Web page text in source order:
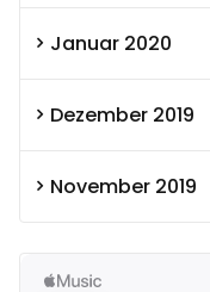
Januar 2020
Dezember 2019
November 2019